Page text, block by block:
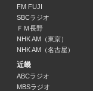
クリス松村
22:00 ～ 22:54
BRAND NEW HOT
22:54 ～ 23:00
FM FUJI
SBCラジオ
ＦＭ長野
NHK AM（東京）
NHK AM（名古屋）
近畿
ABCラジオ
MBSラジオ